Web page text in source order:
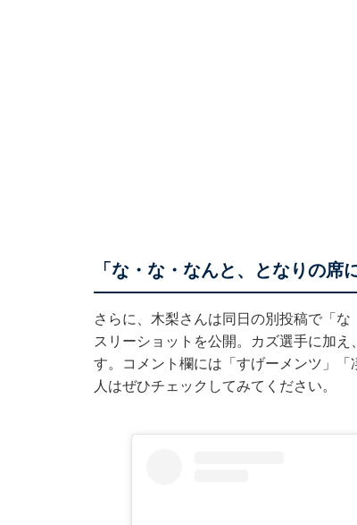
「な・な・なんと、となりの席
さらに、木梨さんは同日の別投稿で「
スリーショットを公開。カズ選手に加
す。コメント欄には「すげーメンツ」
人はぜひチェックしてみてください。